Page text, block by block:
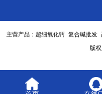
主营产品：超细氧化钙 复合碱批
版